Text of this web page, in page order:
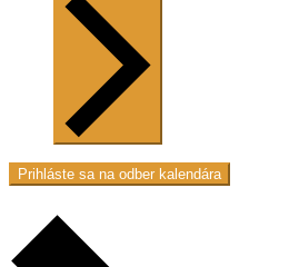
Prihláste sa na odber kalendára